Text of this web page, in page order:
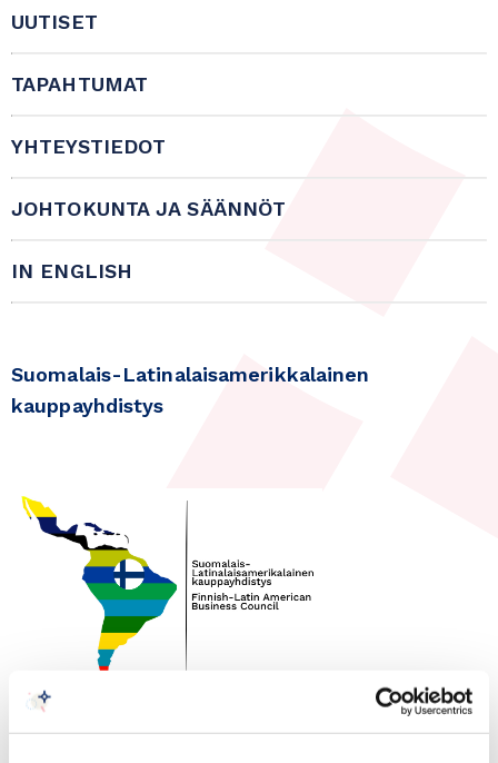
UUTISET
TAPAHTUMAT
YHTEYSTIEDOT
JOHTOKUNTA JA SÄÄNNÖT
IN ENGLISH
Suomalais-Latinalaisamerikkalainen
kauppayhdistys
10.05.2017
Latinalainen Amerikka